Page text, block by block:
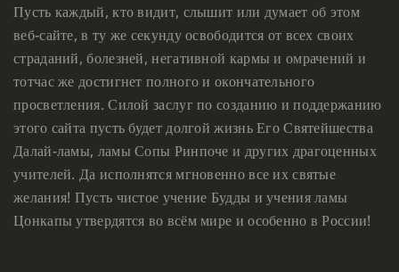
Пусть каждый, кто видит, слышит или думает об этом
веб-сайте, в ту же секунду освободится от всех своих
страданий, болезней, негативной кармы и омрачений и
тотчас же достигнет полного и окончательного
просветления. Силой заслуг по созданию и поддержанию
этого сайта пусть будет долгой жизнь Его Святейшества
Далай-ламы, ламы Сопы Ринпоче и других драгоценных
учителей. Да исполнятся мгновенно все их святые
желания! Пусть чистое учение Будды и учения ламы
Цонкапы утвердятся во всём мире и особенно в России!